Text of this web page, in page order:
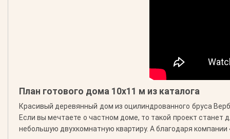
План готового дома 10х11 м из каталога
Красивый деревянный дом из оцилиндрованного бруса
Если вы мечтаете о частном доме, то такой проект
небольшую двухкомнатную квартиру. А благодаря